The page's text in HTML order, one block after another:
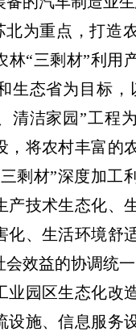
重点，打造农
“三剩材”利用
生态省为目标，
清洁家园”工程
将农村丰富的
剩材”深度加工
产技术生态化、
化、生活环境舒
效益的协调统一
园区生态化改
设施、信息服务